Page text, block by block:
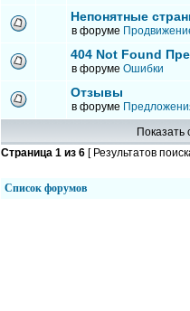
Непонятные
в форуме
404 Not Found
в форуме Ошибки
Отзывы
в форуме
Показать
Страница 1 из 6 [ Результатов
Список форумов